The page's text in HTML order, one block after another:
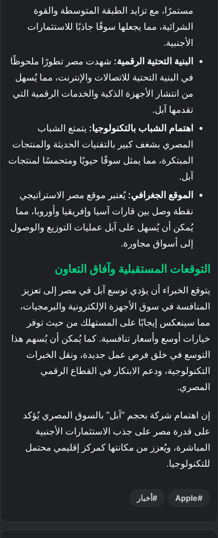
مستمرًا، مع تزايد الطبقة المتوسطة والقوة
الشرائية، مما يجعلها سوقًا جاذبًا للاستثمارات
الأجنبية.
البنية التحتية الرقمية: شهدت مصر تطورًا ملحوظًا
في البنية التحتية للاتصالات والإنترنت، مما يُسهل
من انتشار الأجهزة الذكية والخدمات الرقمية التي
تقدمها آبل.
اهتمام الشباب بالتكنولوجيا: يتمتع الشباب
المصري بشغف كبير بالتقنيات الحديثة والمنتجات
المبتكرة، مما يمثل سوقًا حيويًا ومتحمسًا لمنتجات
آبل.
الموقع الجغرافي: يُعتبر موقع مصر الاستراتيجي
نقطة وصل بين قارات آسيا وإفريقيا وأوروبا، مما
يُمكن أن يُسهل على آبل عمليات التوزيع والوصول
إلى أسواق مجاورة.
التوقعات المستقبلية وآفاق التعاون
يتوقع الخبراء أن يؤدي توسع آبل في مصر إلى تعزيز
المنافسة في سوق الأجهزة الإلكترونية والبرمجيات،
مما سينعكس إيجابًا على المستهلك من حيث توفر
خيارات أوسع وأسعار تنافسية. كما يُمكن أن يُسهم هذا
التوسع في خلق فرص عمل جديدة، ونقل الخبرات
التكنولوجية، ودعم الابتكار في القطاع الرقمي
المصري.
إن اهتمام شركة بحجم “آبل” بالسوق المصري يُؤكد
على قدرة مصر على جذب الاستثمارات الأجنبية
المباشرة، ويُعزز من مكانتها كمركز إقليمي محتمل
للتكنولوجيا.
Apple أخبار